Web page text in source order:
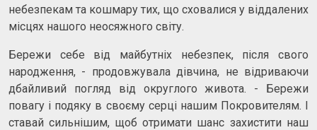
небезпекам та кошмару тих, що сховалися у віддалених
місцях нашого неосяжного світу.
Бережи себе від майбутніх небезпек, після свого
народження, - продовжувала дівчина, не відриваючи
дбайливий погляд від округлого живота. - Бережи
повагу і подяку в своєму серці нашим Покровителям. І
ставай сильнішим, щоб отримати шанс захистити наш